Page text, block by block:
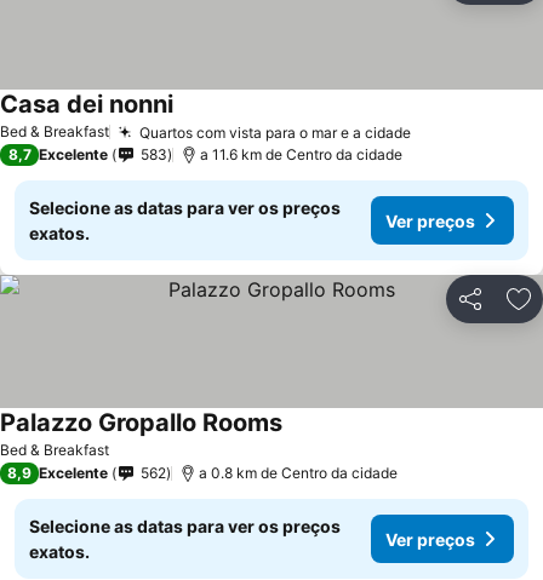
Bed & Breakfast Quartos com vista para o mar e a cidadeVer preços
Casa dei nonniVer preços
8,7 Excelente 583 a 11.6 km de Centro da cidade
Selecione as datas para ver os preços
exatos.
Ver preços
Partilhar
Bed & Breakfast
Palazzo Gropallo RoomsVer preços
8,9 Excelente 562 a 0.8 km de Centro da cidade
Selecione as datas para ver os preços
exatos.
Ver preços